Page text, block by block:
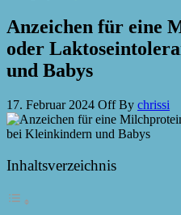
Anzeichen für eine
oder
und Babys
17. Februar 2024 OffBy chrissi
Inhaltsverzeichnis